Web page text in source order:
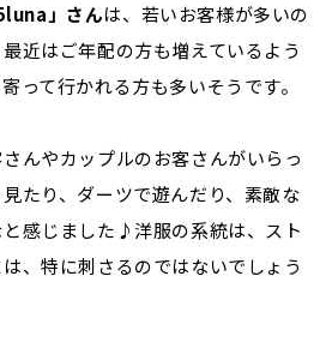
」さんは、若いお客様が多いの
近はご年配の方も増えているよう
って行かれる方も多いそうです。
んやカップルのお客さんがいらっ
たり、ダーツで遊んだり、素敵な
感じました♪洋服の系統は、スト
、特に刺さるのではないでしょう